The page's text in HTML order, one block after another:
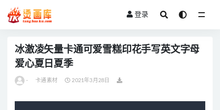
登录
冰激凌矢量卡通可爱雪糕印花手写英文字母
爱心夏日夏季
- 卡通素材 2021年3月28日